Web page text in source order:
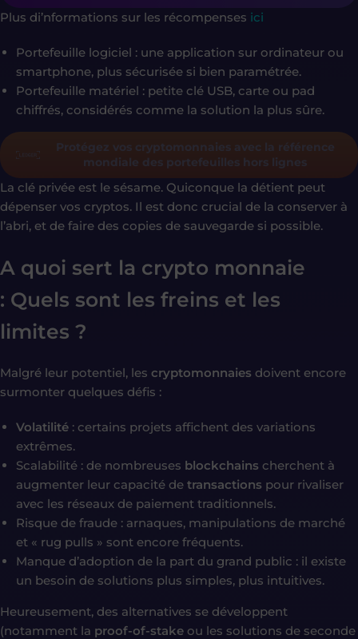
Plus di’nformations sur les récompenses ici
Portefeuille logiciel : une application sur ordinateur ou
smartphone, plus sécurisée si bien paramétrée.
Portefeuille matériel : petite clé USB, carte ou pad
chiffrés, considérés comme la solution la plus sûre.
Protégez vos cryptomonnaies avec la référence
mondiale des portefeuilles hors lignes
La clé privée est le sésame. Quiconque la détient peut
dépenser vos cryptos. Il est donc crucial de la conserver à
l’abri, et de faire des copies de sauvegarde si possible.
A quoi sert la crypto monnaie
: Quels sont les freins et les
limites ?
Malgré leur potentiel, les cryptomonnaies doivent encore
surmonter quelques défis :
Volatilité : certains projets affichent des variations
extrêmes.
Scalabilité : de nombreuses blockchains cherchent à
augmenter leur capacité de transactions pour rivaliser
avec les réseaux de paiement traditionnels.
Risque de fraude : arnaques, manipulations de marché
et « rug pulls » sont encore fréquents.
Manque d’adoption de la part du grand public : il existe
un besoin de solutions plus simples, plus intuitives.
Heureusement, des alternatives se développent
(notamment la proof-of-stake ou les solutions de seconde